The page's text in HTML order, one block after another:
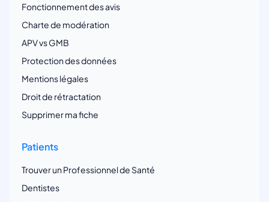
Fonctionnement des avis
Charte de modération
APV vs GMB
Protection des données
Mentions légales
Droit de rétractation
Supprimer ma fiche
Patients
Trouver un Professionnel de Santé
Dentistes